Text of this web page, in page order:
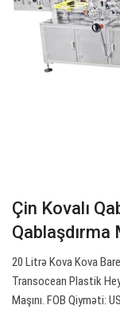
Çin Kovalı
Qablaşdırma
20 Litrə Kova Kova
Transocean Plastik
Maşını. FOB Qiyməti: